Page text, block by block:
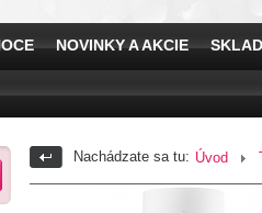
NOVINKY A AKCIE
Nachádzate sa tu: Úvod